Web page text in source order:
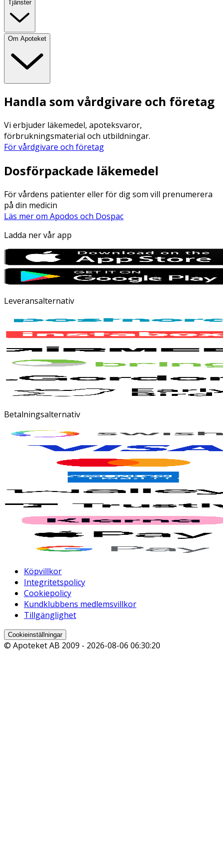
Tjänster
Om Apoteket
Handla som vårdgivare och företag
Vi erbjuder läkemedel, apoteksvaror,
förbrukningsmaterial och utbildningar.
För vårdgivare och företag
Dosförpackade läkemedel
För vårdens patienter eller för dig som vill prenumerera
på din medicin
Läs mer om Apodos och Dospac
Ladda ner vår app
Leveransalternativ
Betalningsalternativ
Köpvillkor
Integritetspolicy
Cookiepolicy
Kundklubbens medlemsvillkor
Tillgänglighet
Cookieinställningar
© Apoteket AB 2009 - 2026-08-06 06:30:20